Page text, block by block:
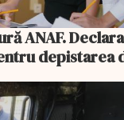
ANAF.
depistarea